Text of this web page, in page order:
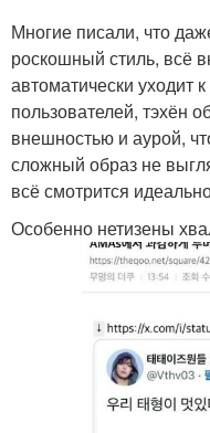
Многие писали, что
роскошный стиль, всё
автоматически уходит
пользователей, тэхён
внешностью и аурой,
сложный образ не
всё смотрится
Особенно нетизены